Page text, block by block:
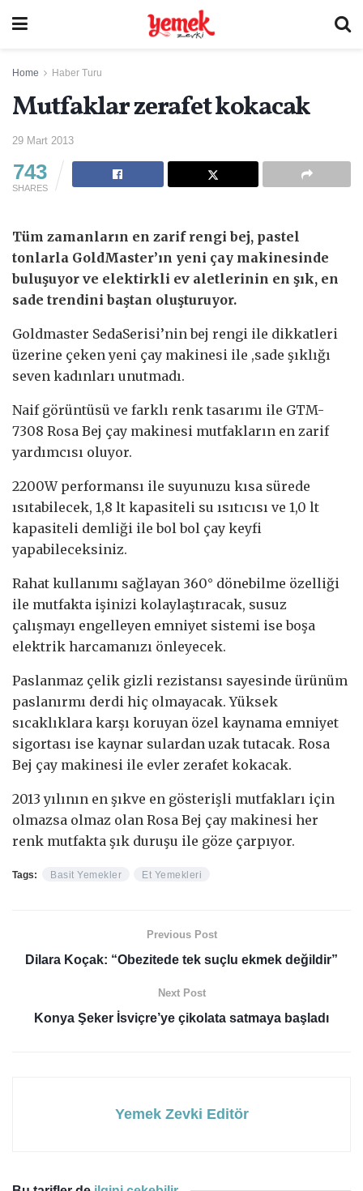
Home Haber Turu
Mutfaklar zerafet kokacak
29 Mart 2013
743
SHARES
Tüm zamanların en zarif rengi bej, pastel
tonlarla GoldMaster’ın yeni çay makinesinde
buluşuyor ve elektirkli ev aletlerinin en şık, en
sade trendini baştan oluşturuyor.
Goldmaster SedaSerisi’nin bej rengi ile dikkatleri
üzerine çeken yeni çay makinesi ile ,sade şıklığı
seven kadınları unutmadı.
Naif görüntüsü ve farklı renk tasarımı ile GTM-
7308 Rosa Bej çay makinesi mutfakların en zarif
yardımcısı oluyor.
2200W performansı ile suyunuzu kısa sürede
ısıtabilecek, 1,8 lt kapasiteli su ısıtıcısı ve 1,0 lt
kapasiteli demliği ile bol bol çay keyfi
yapabileceksiniz.
Rahat kullanımı sağlayan 360° dönebilme özelliği
ile mutfakta işinizi kolaylaştıracak, susuz
çalışmayı engelleyen emniyet sistemi ise boşa
elektrik harcamanızı önleyecek.
Paslanmaz çelik gizli rezistansı sayesinde ürünüm
paslanırmı derdi hiç olmayacak. Yüksek
sıcaklıklara karşı koruyan özel kaynama emniyet
sigortası ise kaynar sulardan uzak tutacak. Rosa
Bej çay makinesi ile evler zerafet kokacak.
2013 yılının en şıkve en gösterişli mutfakları için
olmazsa olmaz olan Rosa Bej çay makinesi her
renk mutfakta şık duruşu ile göze çarpıyor.
Tags: Basit Yemekler Et Yemekleri
Previous Post
Dilara Koçak: “Obezitede tek suçlu ekmek değildir”
Next Post
Konya Şeker İsviçre’ye çikolata satmaya başladı
Yemek Zevki Editör